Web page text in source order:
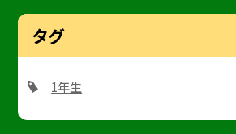
タグ
1年生